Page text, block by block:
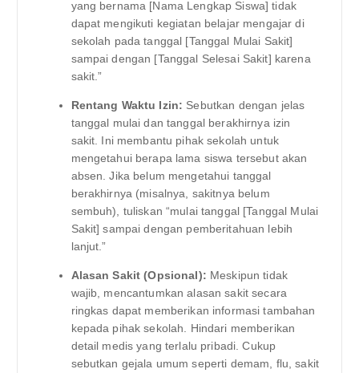
yang bernama [Nama Lengkap Siswa] tidak
dapat mengikuti kegiatan belajar mengajar di
sekolah pada tanggal [Tanggal Mulai Sakit]
sampai dengan [Tanggal Selesai Sakit] karena
sakit.”
Rentang Waktu Izin: Sebutkan dengan jelas
tanggal mulai dan tanggal berakhirnya izin
sakit. Ini membantu pihak sekolah untuk
mengetahui berapa lama siswa tersebut akan
absen. Jika belum mengetahui tanggal
berakhirnya (misalnya, sakitnya belum
sembuh), tuliskan “mulai tanggal [Tanggal Mulai
Sakit] sampai dengan pemberitahuan lebih
lanjut.”
Alasan Sakit (Opsional): Meskipun tidak
wajib, mencantumkan alasan sakit secara
ringkas dapat memberikan informasi tambahan
kepada pihak sekolah. Hindari memberikan
detail medis yang terlalu pribadi. Cukup
sebutkan gejala umum seperti demam, flu, sakit